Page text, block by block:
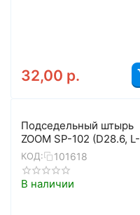
32,00 р.
Подседельный штырь
ZOOM SP-102 (D28.6, L-
400, серебристый)
КОД: 101618
В наличии